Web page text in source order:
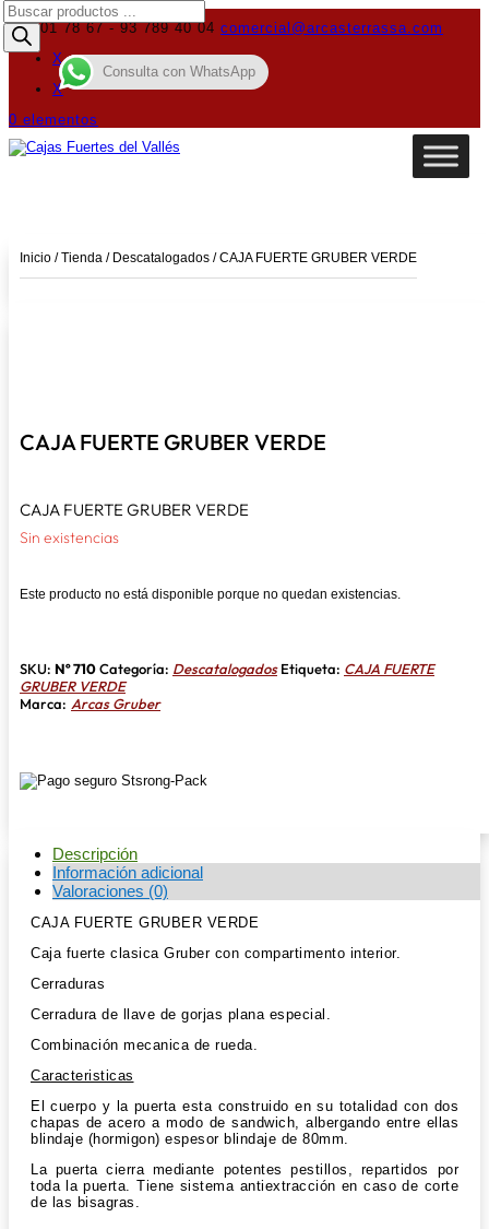
619 01 78 67 - 93 789 40 04 comercial@arcasterrassa.com
X
X
0 elementos
Búsqueda
de
productos
Inicio /Tienda / Descatalogados / CAJA FUERTE GRUBER VERDE
CAJA FUERTE GRUBER VERDE
CAJA FUERTE GRUBER VERDE
Sin existencias
Este producto no está disponible porque no quedan existencias.
SKU: Nº 710Categoría: Descatalogados Etiqueta: CAJA FUERTE
GRUBER VERDE
Marca: Arcas Gruber
Descripción
Información adicional
Valoraciones (0)
CAJA FUERTE GRUBER VERDE
Caja fuerte clasica Gruber con compartimento interior.
Cerraduras
Cerradura de llave de gorjas plana especial.
Combinación mecanica de rueda.
Caracteristicas
El cuerpo y la puerta esta construido en su totalidad con dos
chapas de acero a modo de sandwich, albergando entre ellas
blindaje (hormigon) espesor blindaje de 80mm.
La puerta cierra mediante potentes pestillos, repartidos por
toda la puerta. Tiene sistema antiextracción en caso de corte
de las bisagras.
Consulta con WhatsApp